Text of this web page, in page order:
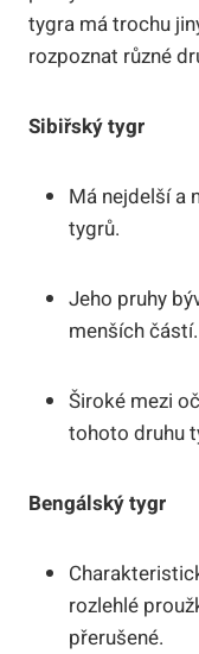
tygra má trochu
rozpoznat různé
Sibiřský tygr
Má nejdelší a
tygrů.
Jeho pruhy
menších částí.
Široké mezi
tohoto druhu
Bengálský tygr
rozlehlé
přerušené.